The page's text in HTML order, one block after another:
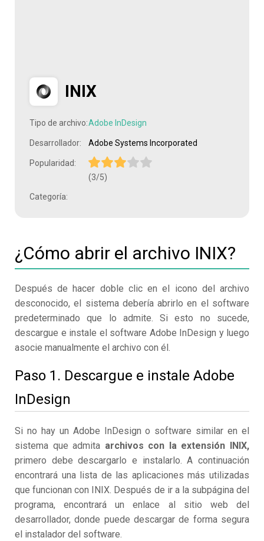
INIX
Tipo de archivo:Adobe InDesign
Desarrollador: Adobe Systems Incorporated
Popularidad:
(3/5)
Categoría:
¿Cómo abrir el archivo INIX?
Después de hacer doble clic en el icono del archivo
desconocido, el sistema debería abrirlo en el software
predeterminado que lo admite. Si esto no sucede,
descargue e instale el software Adobe InDesign y luego
asocie manualmente el archivo con él.
Paso 1. Descargue e instale Adobe
InDesign
Si no hay un Adobe InDesign o software similar en el
sistema que admita archivos con la extensión INIX,
primero debe descargarlo e instalarlo. A continuación
encontrará una lista de las aplicaciones más utilizadas
que funcionan con INIX. Después de ir a la subpágina del
programa, encontrará un enlace al sitio web del
desarrollador, donde puede descargar de forma segura
el instalador del software.